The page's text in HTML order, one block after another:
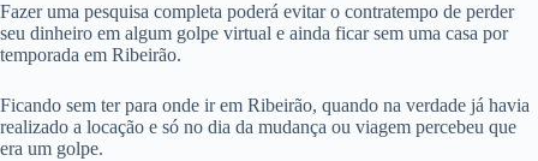
Fazer uma pesquisa completa poderá evitar o contratempo de perder
seu dinheiro em algum golpe virtual e ainda ficar sem uma casa por
temporada em Ribeirão.
Ficando sem ter para onde ir em Ribeirão, quando na verdade já havia
realizado a locação e só no dia da mudança ou viagem percebeu que
era um golpe.